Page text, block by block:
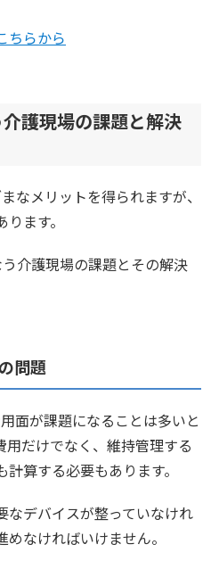
ちらから
護現場の課題と解決
なメリットを得られますが、
ます。
介護現場の課題とその解決
問題
面が課題になることは多いと
用だけでなく、維持管理する
算する必要もあります。
なデバイスが整っていなけれ
なければいけません。